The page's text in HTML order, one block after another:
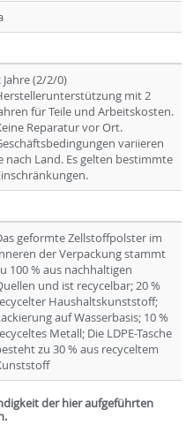
Jahre (2/2/0)
mit 2
für Teile und Arbeitskosten.
Reparatur vor Ort.
variieren
nach Land. Es gelten bestimmte
geformte Zellstoffpolster im
der Verpackung stammt
100 % aus nachhaltigen
und ist recycelbar; 20 %
Haushaltskunststoff;
auf Wasserbasis; 10 %
Metall; Die LDPE-Tasche
zu 30 % aus recyceltem
der hier aufgeführten